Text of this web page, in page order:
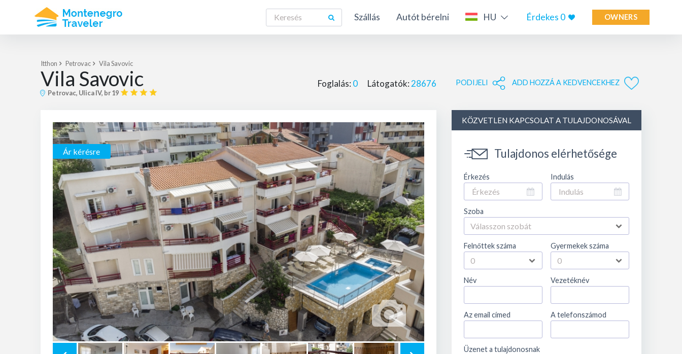
Szállás Autót bérelni HU Érdekes 0 OWNERS
Itthon Petrovac Vila Savovic
Vila Savovic
Petrovac, Ulica IV, br 19
Foglalás: 0 Látogatók: 28676 PODIJELI ADD HOZZÁ A KEDVENCEKHEZ
Ár kérésre
KÖZVETLEN KAPCSOLAT A TULAJDONOSÁVAL
Tulajdonos elérhetősége
Érkezés Indulás
Szoba
Felnőttek száma Gyermekek száma
Név Vezetéknév
Az email címed A telefonszámod
Üzenet a tulajdonosnak